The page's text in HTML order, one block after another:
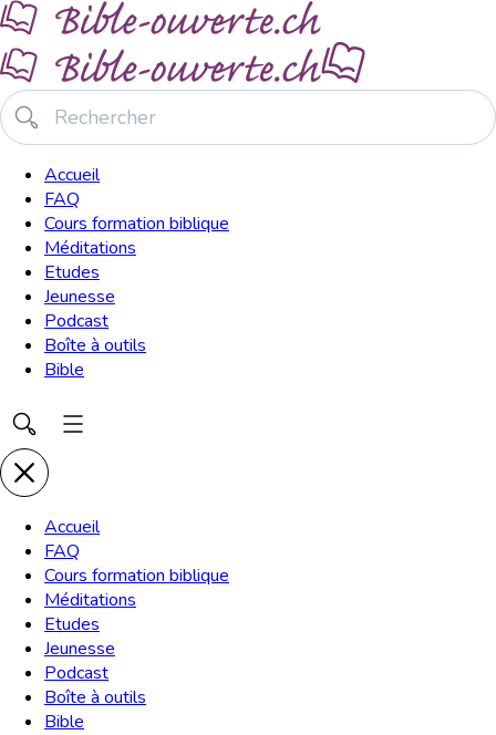
Accueil
FAQ
Cours formation biblique
Méditations
Etudes
Jeunesse
Podcast
Boîte à outils
Bible
Accueil
FAQ
Cours formation biblique
Méditations
Etudes
Jeunesse
Podcast
Boîte à outils
Bible